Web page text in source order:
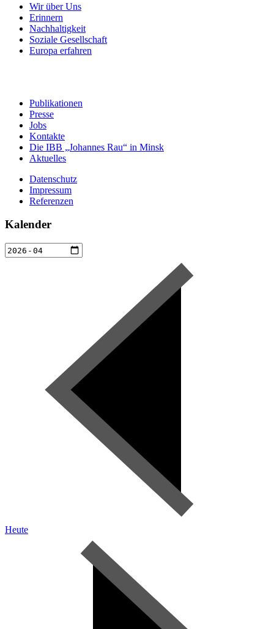
Wir über Uns
Erinnern
Nachhaltigkeit
Soziale Gesellschaft
Europa erfahren
Publikationen
Presse
Jobs
Kontakte
Die IBB „Johannes Rau“ in Minsk
Aktuelles
Datenschutz
Impressum
Referenzen
Kalender
Heute